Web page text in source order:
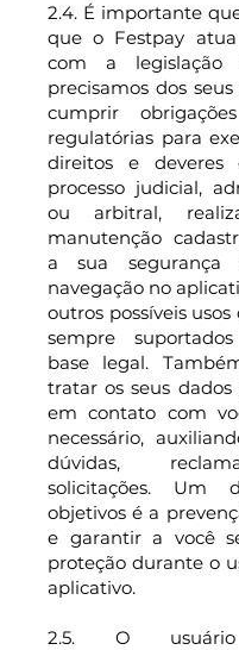
2.4. É importante
que o Festpay
com a legislação
precisamos dos
cumprir
regulatórias para
direitos e deveres
processo judicial,
ou arbitral,
manutenção
a sua segurança
navegação no
outros possíveis
sempre
base legal.
tratar os seus
em contato com
necessário,
dúvidas,
solicitações. Um
objetivos é a
e garantir a você
proteção durante o
aplicativo.
2.5. O